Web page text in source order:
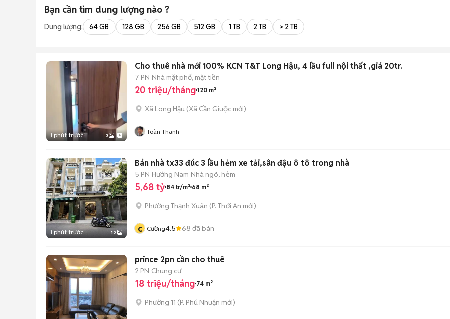
Bạn cần tìm dung lượng nào ?
Dung lượng: 64 GB 128 GB 256 GB 512 GB 1 TB 2 TB > 2 TB
1 phút trước 3
Cho thuê nhà mới 100% KCN T&T Long Hậu, 4 lầu full nội thất ,giá 20tr.
7 PN Nhà mặt phố, mặt tiền
20 triệu/tháng 120 m²
Xã Long Hậu (Xã Cần Giuộc mới)
Toàn Thanh
1 phút trước 12
Bán nhà tx33 đúc 3 lầu hẻm xe tải,sân đậu ô tô trong nhà
5 PN Hướng Nam Nhà ngõ, hẻm
5,68 tỷ 84 tr/m² 68 m²
Phường Thạnh Xuân (P. Thới An mới)
c Cường4.5 68 đã bán
prince 2pn cần cho thuê
2 PN Chung cư
18 triệu/tháng 74 m²
Phường 11 (P. Phú Nhuận mới)